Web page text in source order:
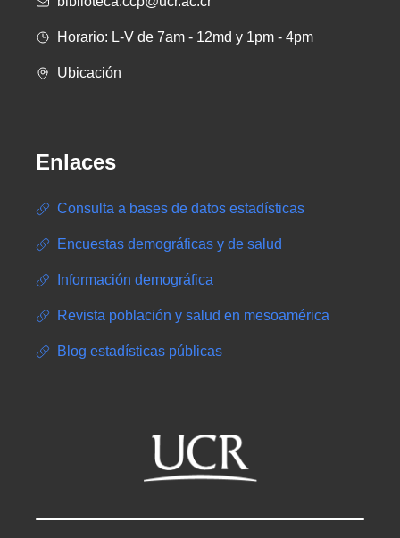
Horario: L-V de 7am - 12md y 1pm - 4pm
Ubicación
Enlaces
Consulta a bases de datos estadísticas
Encuestas demográficas y de salud
Información demográfica
Revista población y salud en mesoamérica
Blog estadísticas públicas